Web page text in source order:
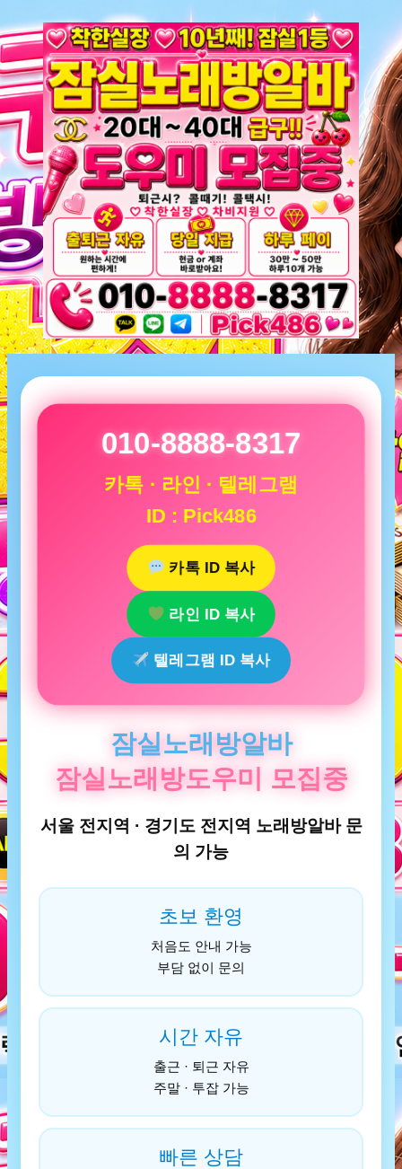
010-8888-8317
카톡 · 라인 · 텔레그램
ID : Pick486
카톡 ID 복사
라인 ID 복사
텔레그램 ID 복사
잠실노래방알바
잠실노래방도우미 모집중
서울 전지역 · 경기도 전지역 노래방알바 문
의 가능
초보 환영
처음도 안내 가능
부담 없이 문의
시간 자유
출근 · 퇴근 자유
주말 · 투잡 가능
빠른 상담